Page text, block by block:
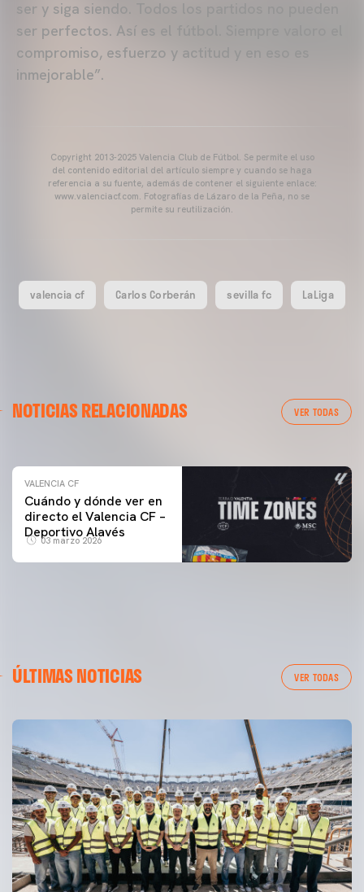
ser y siga siendo. Todos los partidos no pueden
ser perfectos. Así es el fútbol. Siempre valoro el
compromiso, esfuerzo y actitud y en eso es
inmejorable”.
Copyright 2013-2025 Valencia Club de Fútbol. Se permite el uso
del contenido editorial del artículo siempre y cuando se haga
referencia a su fuente, además de contener el siguiente enlace:
www.valenciacf.com. Fotografías de Lázaro de la Peña, no se
permite su reutilización.
valencia cf Carlos Corberán sevilla fc LaLiga
NOTICIAS RELACIONADAS VER TODAS
ENTRENAMIENTO DEL VALENCIA CF 04/03/26
VALENCIA CF
Cuándo y dónde ver en
directo el Valencia CF –
Deportivo Alavés
03 marzo 2026
ÚLTIMAS NOTICIAS VER TODAS